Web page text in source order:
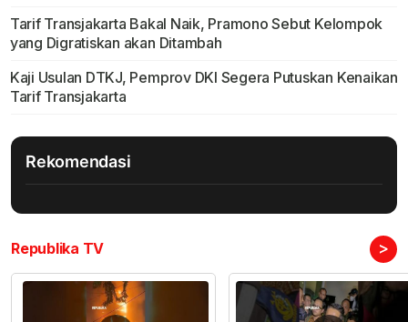
Tarif Transjakarta Bakal Naik, Pramono Sebut Kelompok
yang Digratiskan akan Ditambah
Kaji Usulan DTKJ, Pemprov DKI Segera Putuskan Kenaikan
Tarif Transjakarta
Rekomendasi
Republika TV >